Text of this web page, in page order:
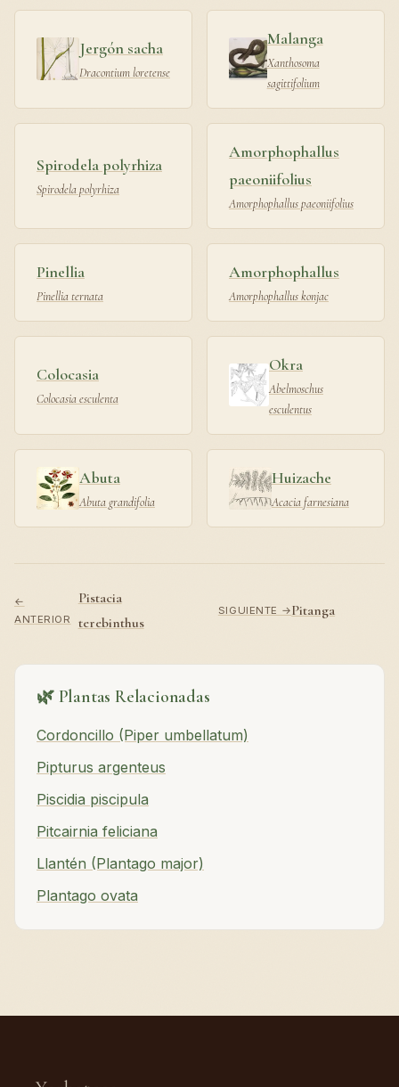
Jergón sacha
Dracontium loretense
Malanga
Xanthosoma
sagittifolium
Spirodela polyrhiza
Spirodela polyrhiza
Amorphophallus
paeoniifolius
Amorphophallus paeoniifolius
Pinellia
Pinellia ternata
Amorphophallus
Amorphophallus konjac
Colocasia
Colocasia esculenta
Okra
Abelmoschus
esculentus
Abuta
Abuta grandifolia
Huizache
Acacia farnesiana
←
ANTERIOR
Pistacia
terebinthus
SIGUIENTE →Pitanga
🌿 Plantas Relacionadas
Cordoncillo (Piper umbellatum)
Pipturus argenteus
Piscidia piscipula
Pitcairnia feliciana
Llantén (Plantago major)
Plantago ovata